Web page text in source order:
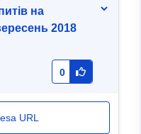
на
2018
0
URL